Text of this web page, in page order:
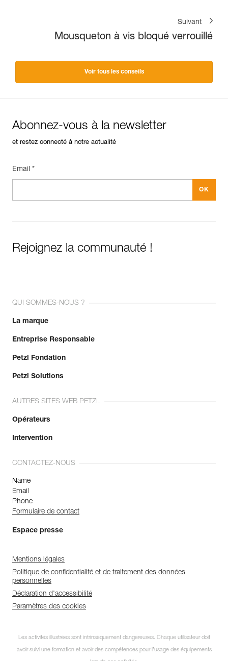
Suivant
Mousqueton à vis bloqué verrouillé
Voir tous les conseils
Abonnez-vous à la newsletter
et restez connecté à notre actualité
Email *
Rejoignez la communauté !
QUI SOMMES-NOUS ?
La marque
Entreprise Responsable
Petzl Fondation
Petzl Solutions
AUTRES SITES WEB PETZL
Opérateurs
Intervention
CONTACTEZ-NOUS
Name
Email
Phone
Formulaire de contact
Espace presse
Mentions légales
Politique de confidentialité et de traitement des données
personnelles
Déclaration d'accessibilité
Paramètres des cookies
Les activités illustrées sont intrinsèquement dangereuses. Chaque utilisateur doit
avoir suivi une formation et avoir des compétences pour l’usage des équipements